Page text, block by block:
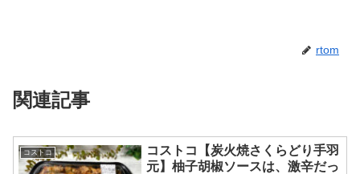
rtom
関連記事
コストコ
コストコ【炭火焼さくらどり手羽
元】柚子胡椒ソースは、激辛だっ